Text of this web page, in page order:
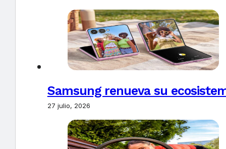
Samsung renueva su
27 julio, 2026